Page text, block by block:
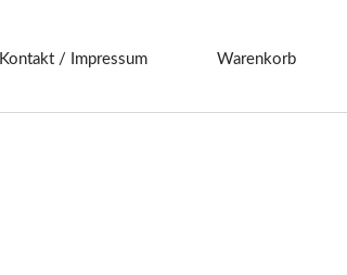
Kontakt / Impressum Warenkorb